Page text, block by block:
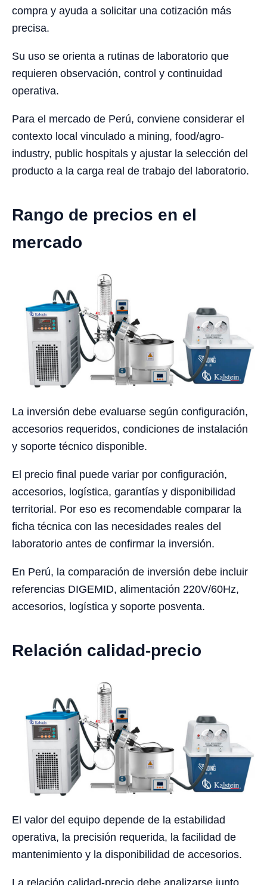
compra y ayuda a solicitar una cotización más
precisa.
Su uso se orienta a rutinas de laboratorio que
requieren observación, control y continuidad
operativa.
Para el mercado de Perú, conviene considerar el
contexto local vinculado a mining, food/agro-
industry, public hospitals y ajustar la selección del
producto a la carga real de trabajo del laboratorio.
Rango de precios en el
mercado
La inversión debe evaluarse según configuración,
accesorios requeridos, condiciones de instalación
y soporte técnico disponible.
El precio final puede variar por configuración,
accesorios, logística, garantías y disponibilidad
territorial. Por eso es recomendable comparar la
ficha técnica con las necesidades reales del
laboratorio antes de confirmar la inversión.
En Perú, la comparación de inversión debe incluir
referencias DIGEMID, alimentación 220V/60Hz,
accesorios, logística y soporte posventa.
Relación calidad-precio
El valor del equipo depende de la estabilidad
operativa, la precisión requerida, la facilidad de
mantenimiento y la disponibilidad de accesorios.